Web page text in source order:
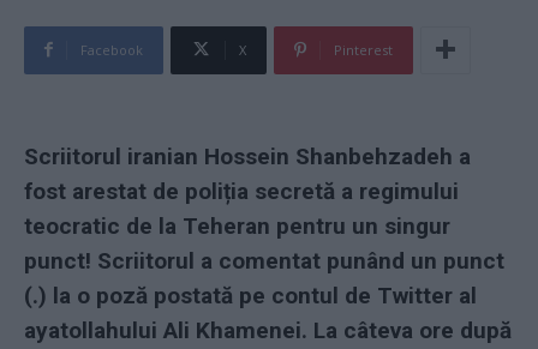
Facebook X Pinterest
Scriitorul iranian Hossein Shanbehzadeh a
fost arestat de poliția secretă a regimului
teocratic de la Teheran pentru un singur
punct! Scriitorul a comentat punând un punct
(.) la o poză postată pe contul de Twitter al
ayatollahului Ali Khamenei. La câteva ore după